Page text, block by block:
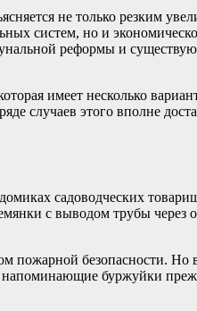
не только резким
систем, но и
реформы и
имеет несколько
случаев этого вполне
садоводческих
с выводом трубы
пожарной безопасности.
напоминающие буржуйки